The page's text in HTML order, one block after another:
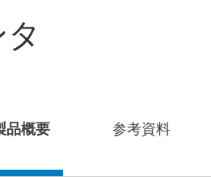
品概要 参考資料